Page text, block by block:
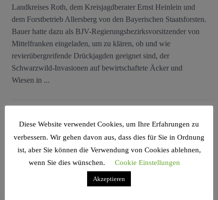
Landkreises Roth, dem Kreisjagdberater Ernst Heinlein und
dem Forstbetrieb Allersberg von den Bayerischen Staatsforsten.
Bauer hatte dazu als BJV-Regierungsbezirksvorsitzender von
Mittelfranken eingeladen, um zu klären, ob und wie
revierübergreifende Drückjagden geeignet sind, der
Schwarzwild-Invasionen auf bewirtschaftete Äcker und
Wiesen in ...
Search Sidebar Widget Area
Please login and add some widgets to this widget area.
Diese Website verwendet Cookies, um Ihre Erfahrungen zu
verbessern. Wir gehen davon aus, dass dies für Sie in Ordnung
ist, aber Sie können die Verwendung von Cookies ablehnen,
wenn Sie dies wünschen.
Cookie Einstellungen
Akzeptieren